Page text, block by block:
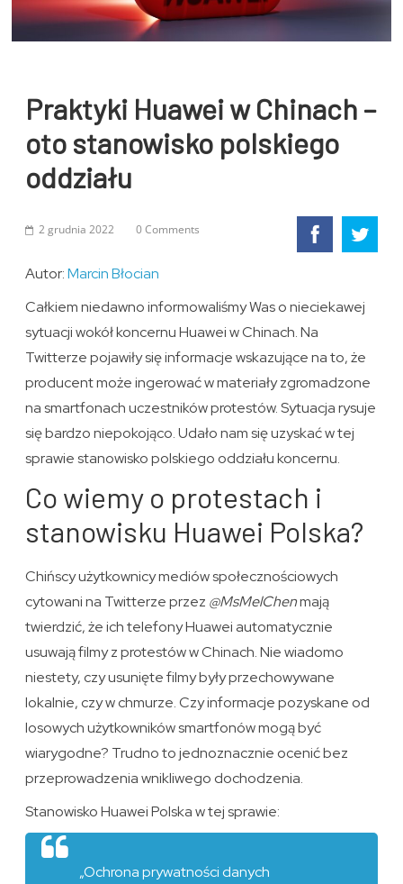
Praktyki Huawei w Chinach –
oto stanowisko polskiego
oddziału
2 grudnia 2022 0 Comments
Autor:Marcin Błocian
Całkiem niedawno informowaliśmy Was o nieciekawej
sytuacji wokół koncernu Huawei w Chinach. Na
Twitterze pojawiły się informacje wskazujące na to, że
producent może ingerować w materiały zgromadzone
na smartfonach uczestników protestów. Sytuacja rysuje
się bardzo niepokojąco. Udało nam się uzyskać w tej
sprawie stanowisko polskiego oddziału koncernu.
Co wiemy o protestach i
stanowisku Huawei Polska?
Chińscy użytkownicy mediów społecznościowych
cytowani na Twitterze przez @MsMelChenmają
twierdzić, że ich telefony Huawei automatycznie
usuwają filmy z protestów w Chinach. Nie wiadomo
niestety, czy usunięte filmy były przechowywane
lokalnie, czy w chmurze. Czy informacje pozyskane od
losowych użytkowników smartfonów mogą być
wiarygodne? Trudno to jednoznacznie ocenić bez
przeprowadzenia wnikliwego dochodzenia.
Stanowisko Huawei Polska w tej sprawie:
„Ochrona prywatności danych